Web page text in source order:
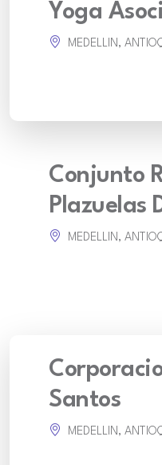
Yoga
MEDELLIN,
Conjunto
Plazuelas
MEDELLIN,
Santos
MEDELLIN,